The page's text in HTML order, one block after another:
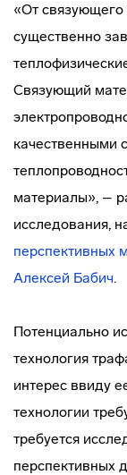
«От связующего
существенно
Связующий
качественными
материалы», –
исследования,
перспективных
Алексей Бабич.
Потенциально
технология
интерес ввиду
технологии
требуется
перспективных